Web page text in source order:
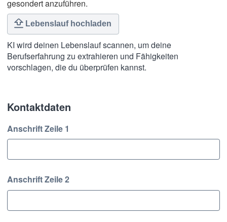
gesondert anzuführen.
Lebenslauf hochladen
KI wird deinen Lebenslauf scannen, um deine
Berufserfahrung zu extrahieren und Fähigkeiten
vorschlagen, die du überprüfen kannst.
Kontaktdaten
Kontaktdaten
Anschrift Zeile 1
Anschrift Zeile 2